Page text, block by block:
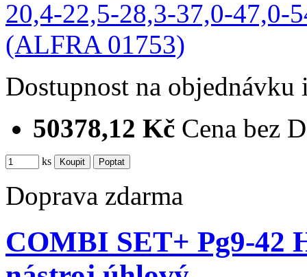
Dostupnost na objednávku
50378,12 Kč Cena bez
ks
Doprava zdarma
COMBI SET+ Pg9-42